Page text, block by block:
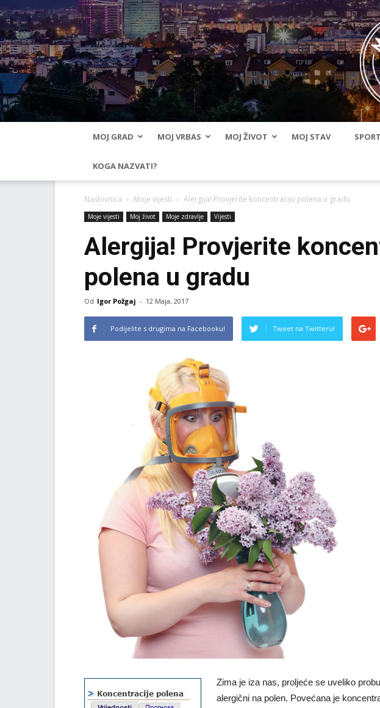
MOJ GRAD MOJ VRBAS MOJ ŽIVOT MOJ STAV SPORT
KOGA NAZVATI?
Naslovnica Moje vijesti Alergija! Provjerite koncentraciju polena u gradu
Moje vijesti Moj život Moje zdravlje Vijesti
Alergija! Provjerite
polena u gradu
Od Igor Požgaj - 12 Maja, 2017
Podijelite s drugima na Facebooku! Tweet na Twitteru!
Zima je iza nas, proljeće se uveliko
alergični na polen. Povećana je